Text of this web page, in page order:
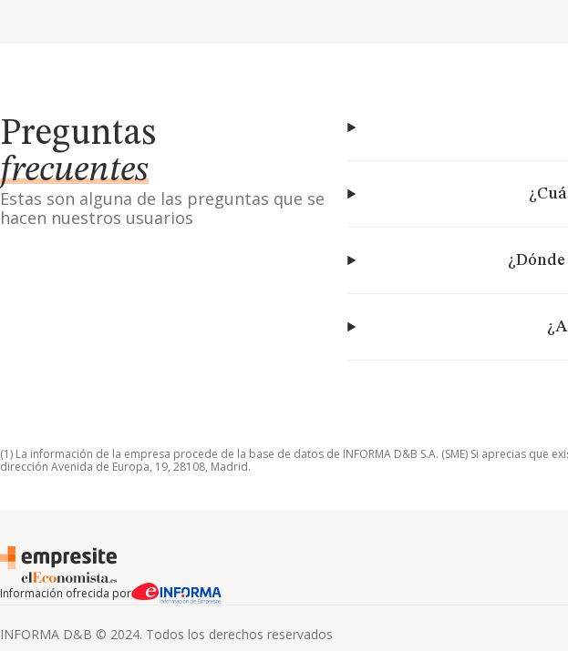
Preguntas
frecuentes
Estas son alguna de las preguntas que se
hacen nuestros usuarios
(1) La información de la empresa procede de la base de datos de INFORMA D&B S.A. (SME) Si aprecias
dirección Avenida de Europa, 19, 28108, Madrid.
Información ofrecida por
INFORMA D&B © 2024. Todos los derechos reservados